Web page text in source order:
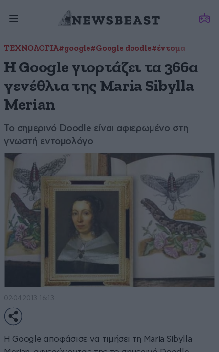
ΤΕΧΝΟΛΟΓΙΑ#google#Google doodle#έντομα
Η Google γιορτάζει τα 366α
γενέθλια της Maria Sibylla
Merian
Το σημερινό Doodle είναι αφιερωμένο στη
γνωστή εντομολόγο
02·04·2013 16:13
Η Google αποφάσισε να τιμήσει τη Maria Sibylla